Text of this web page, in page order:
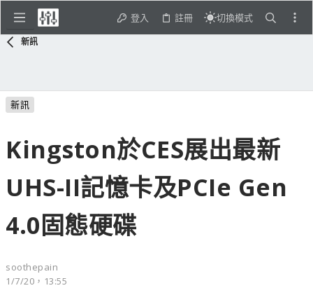
登入 註冊 切換模式
新訊
新訊
Kingston於CES展出最新
UHS-II記憶卡及PCIe Gen
4.0固態硬碟
soothepain
1/7/20，13:55